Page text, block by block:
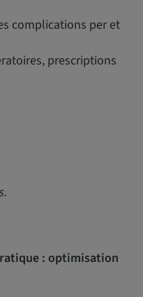
complications per et
prescriptions
: optimisation